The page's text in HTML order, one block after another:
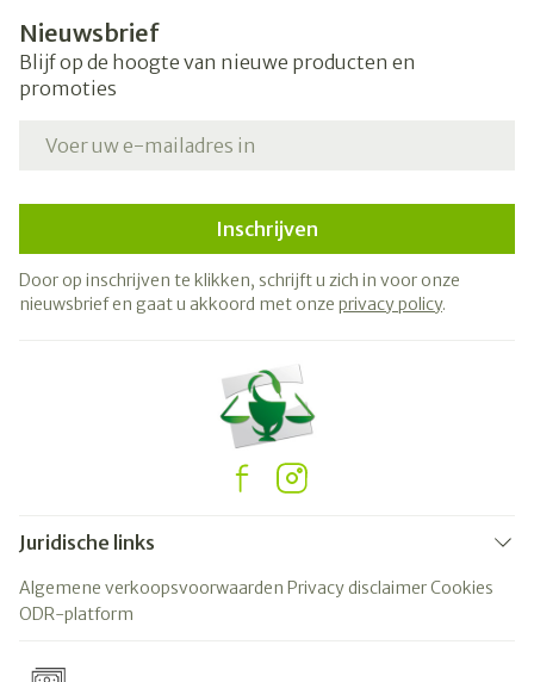
Nieuwsbrief
Blijf op de hoogte van nieuwe producten en
promoties
Inschrijven
Door op inschrijven te klikken, schrijft u zich in voor onze
nieuwsbrief en gaat u akkoord met onze privacy policy.
Juridische links
Algemene verkoopsvoorwaarden Privacy disclaimerCookies
ODR-platform